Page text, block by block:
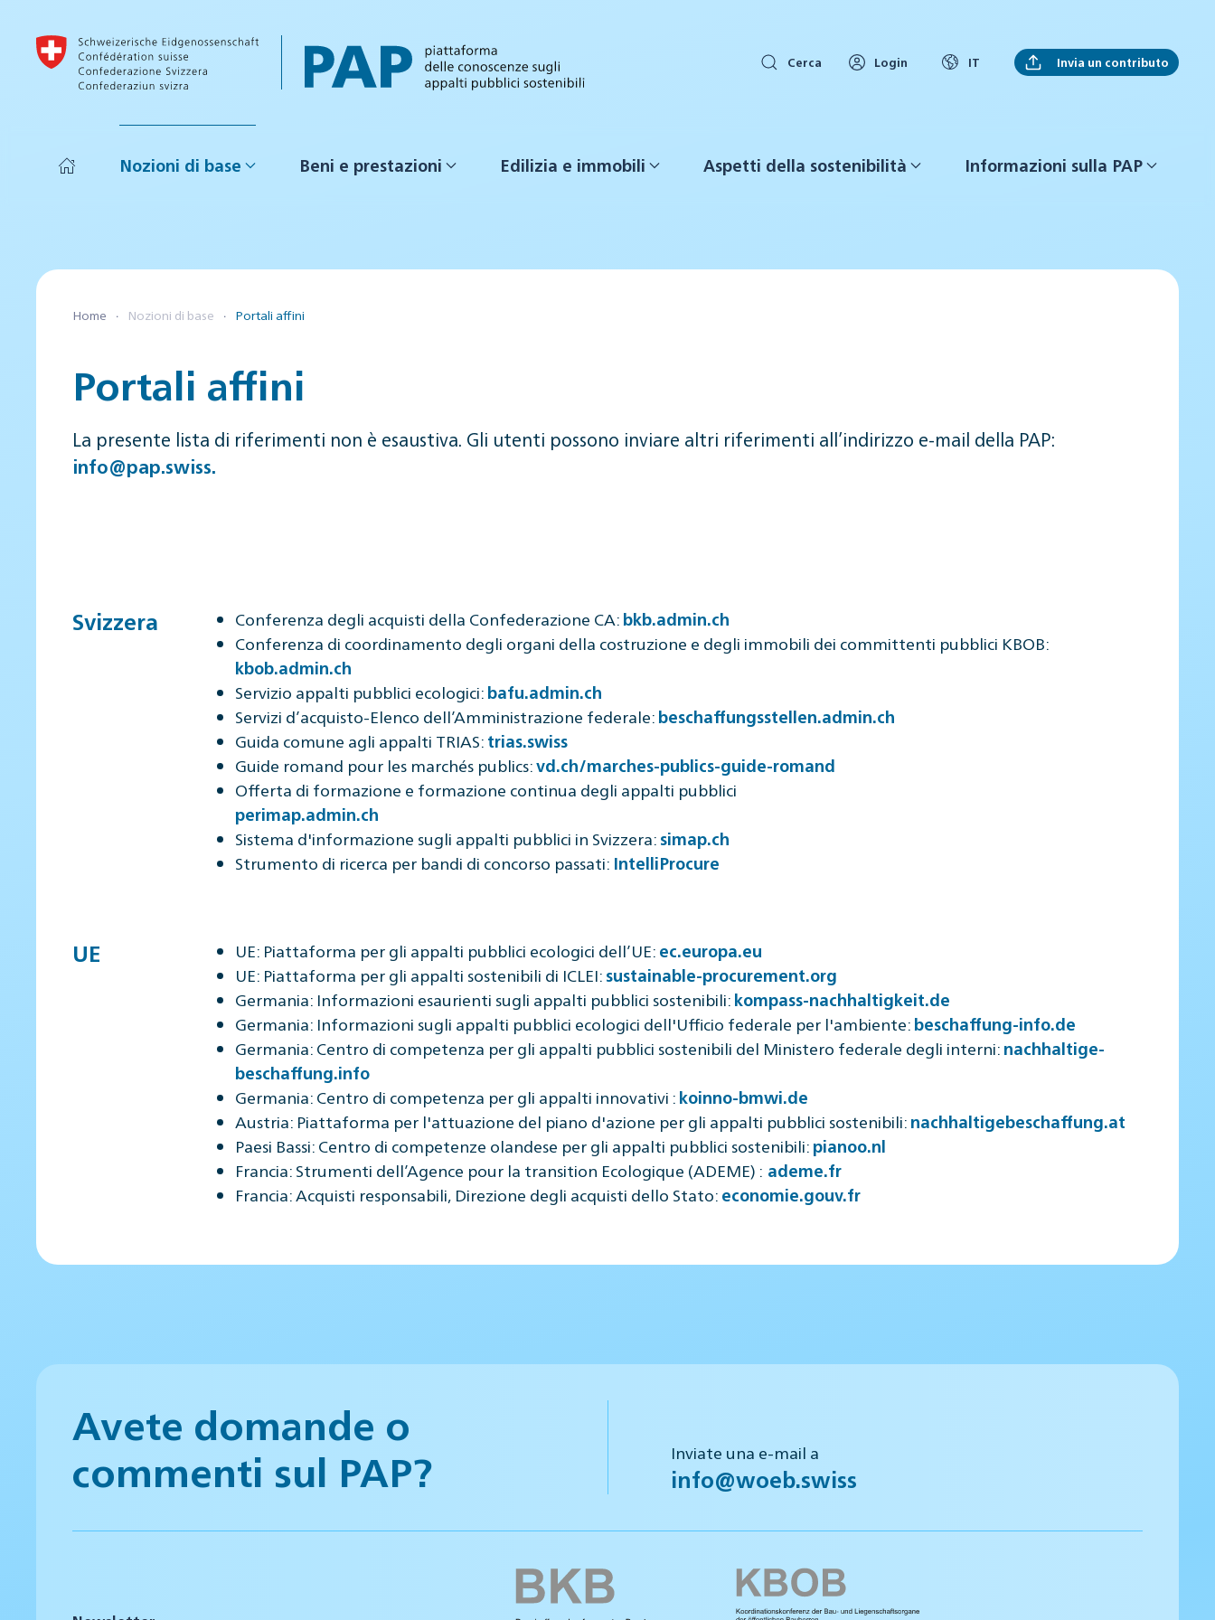
Skip to main content
Cerca Login IT Invia un contributo
Nozioni di base Beni e prestazioni Edilizia e immobili Aspetti della sostenibilità Informazioni sulla PAP
Home Nozioni di base Portali affini
Portali affini
La presente lista di riferimenti non è esaustiva. Gli utenti possono inviare altri riferimenti all’indirizzo e-mail della PAP:
info@pap.swiss.
Svizzera Conferenza degli acquisti della Confederazione CA: bkb.admin.ch
Conferenza di coordinamento degli organi della costruzione e degli immobili dei committenti pubblici KBOB:
kbob.admin.ch
Servizio appalti pubblici ecologici: bafu.admin.ch
Servizi d’acquisto-Elenco dell’Amministrazione federale: beschaffungsstellen.admin.ch
Guida comune agli appalti TRIAS: trias.swiss
Guide romand pour les marchés publics:vd.ch/marches-publics-guide-romand
Offerta di formazione e formazione continua degli appalti pubblici
perimap.admin.ch
Sistema d'informazione sugli appalti pubblici in Svizzera: simap.ch
Strumento di ricerca per bandi di concorso passati: IntelliProcure
UE UE: Piattaforma per gli appalti pubblici ecologici dell’UE: ec.europa.eu
UE: Piattaforma per gli appalti sostenibili di ICLEI: sustainable-procurement.org
Germania: Informazioni esaurienti sugli appalti pubblici sostenibili: kompass-nachhaltigkeit.de
Germania: Informazioni sugli appalti pubblici ecologici dell'Ufficio federale per l'ambiente: beschaffung-info.de
Germania: Centro di competenza per gli appalti pubblici sostenibili del Ministero federale degli interni: nachhaltige-
beschaffung.info
Germania: Centro di competenza per gli appalti innovativi : koinno-bmwi.de
Austria: Piattaforma per l'attuazione del piano d'azione per gli appalti pubblici sostenibili: nachhaltigebeschaffung.at
Paesi Bassi: Centro di competenze olandese per gli appalti pubblici sostenibili: pianoo.nl
Francia: Strumenti dell’Agence pour la transition Ecologique (ADEME) : ademe.fr
Francia: Acquisti responsabili, Direzione degli acquisti dello Stato: economie.gouv.fr
Avete domande o
commenti sul PAP?
Inviate una e-mail a
info@woeb.swiss